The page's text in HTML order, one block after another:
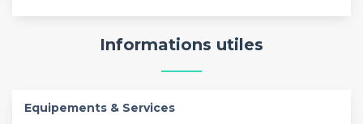
Informations utiles
Equipements & Services